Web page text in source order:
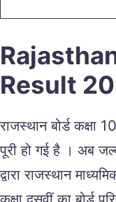
Result
राजस्थान बोर्ड कक्षा
पूरी हो गई है । अब
द्वारा राजस्थान